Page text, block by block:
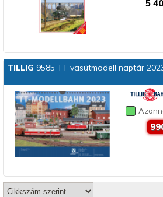
5
TILLIG 9585 TT vasútmodell naptár